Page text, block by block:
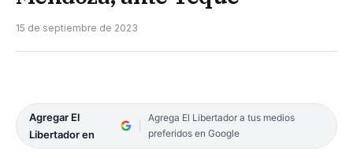
15 de septiembre de 2023
Agregar El
Libertador en
Agrega El Libertador a tus medios
preferidos en Google